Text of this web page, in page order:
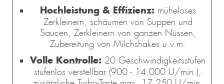
Hochleistung & Effizienz: müheloses
Zerkleinern, schäumen von Suppen und
Saucen, Zerkleinern von ganzen Nüssen,
Zubereitung von Milchshakes u.v.m.
Volle Kontrolle: 20 Geschwindigkeitsstufen
stufenlos verstellbar (900 - 14.000 U/min.),